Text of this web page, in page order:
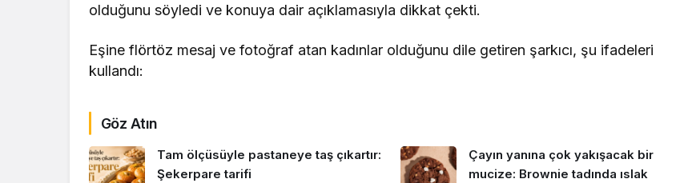
olduğunu söyledi ve konuya dair açıklamasıyla dikkat çekti.
Eşine flörtöz mesaj ve fotoğraf atan kadınlar olduğunu dile getiren şarkıcı, şu ifadeleri
kullandı:
Göz Atın
Tam ölçüsüyle pastaneye taş çıkartır:
Şekerpare tarifi
Çayın yanına çok yakışacak bir
mucize: Brownie tadında ıslak